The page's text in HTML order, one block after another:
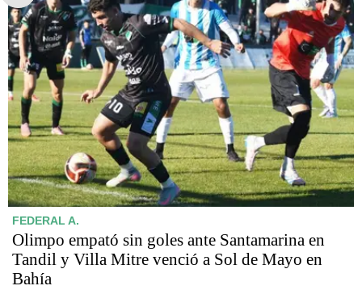
FEDERAL A.
Olimpo empató sin goles ante Santamarina en
Tandil y Villa Mitre venció a Sol de Mayo en
Bahía